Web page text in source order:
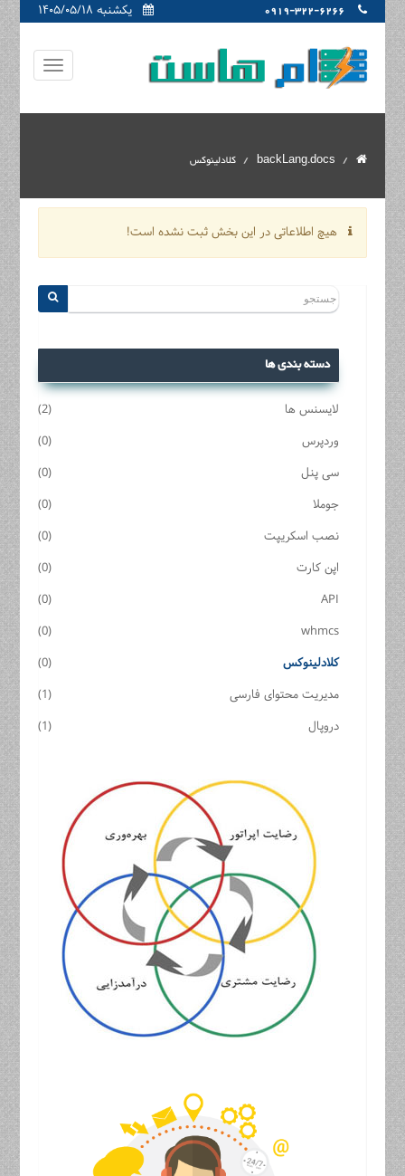
یکشنبه ۱۴۰۵/۰۵/۱۸ 0919-322-6266
backLang.docs کلادلینوکس
هیچ اطلاعاتی در این بخش ثبت نشده است!
دسته بندی ها
لایسنس ها
(2)
وردپرس
(0)
سی پنل
(0)
جوملا
(0)
نصب اسکریپت
(0)
اپن کارت
(0)
API
(0)
whmcs
(0)
کلادلینوکس
(0)
مدیریت محتوای فارسی
(1)
دروپال
(1)